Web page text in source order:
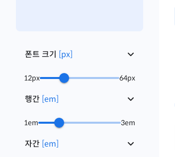
폰트 크기 [px]
12px 64px
행간 [em]
1em 3em
자간 [em]